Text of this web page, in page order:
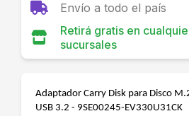
Envío a todo el país
Retirá gratis en
sucursales
Adaptador Carry Disk para Disco
USB 3.2 - 9SE00245-EV330U31CK